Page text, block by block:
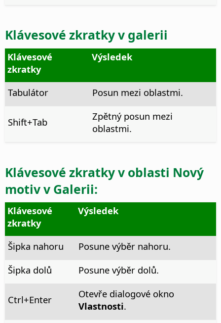
Klávesové zkratky v galerii
Klávesové
zkratky
Výsledek
Tabulátor Posun mezi oblastmi.
Shift+Tab
Zpětný posun mezi
oblastmi.
Klávesové zkratky v oblasti Nový
motivv Galerii:
Klávesové
zkratky
Výsledek
Šipka nahoru
Posune výběr nahoru.
Šipka dolů
Posune výběr dolů.
Ctrl+Enter
Otevře dialogové okno
Vlastnosti.